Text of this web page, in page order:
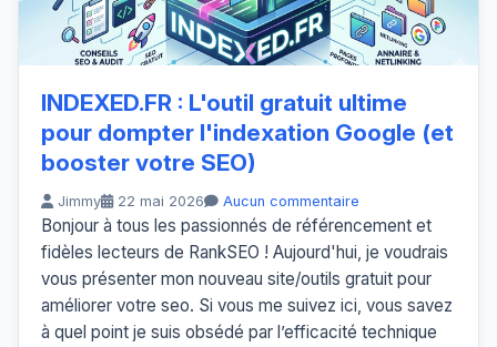
INDEXED.FR : L'outil gratuit ultime
pour dompter l'indexation Google (et
booster votre SEO)
Jimmy 22 mai 2026 Aucun commentaire
Bonjour à tous les passionnés de référencement et
fidèles lecteurs de RankSEO ! Aujourd'hui, je voudrais
vous présenter mon nouveau site/outils gratuit pour
améliorer votre seo. Si vous me suivez ici, vous savez
à quel point je suis obsédé par l’efficacité technique